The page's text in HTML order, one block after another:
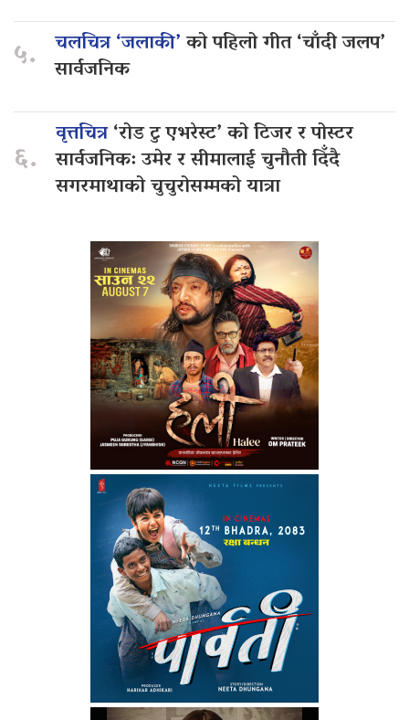
५. चलचित्र ‘जलाकी’को पहिलो गीत ‘चाँदी जलप’
सार्वजनिक
६.
वृत्तचित्र‘रोड टु एभरेस्ट’ को टिजर र पोस्टर
सार्वजनिक: उमेर र सीमालाई चुनौती दिँदै
सगरमाथाको चुचुरोसम्मको यात्रा